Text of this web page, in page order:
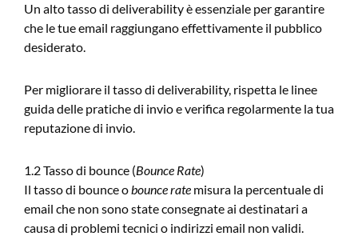
Un alto tasso di deliverability è essenziale per garantire
che le tue email raggiungano effettivamente il pubblico
desiderato.
Per migliorare il tasso di deliverability, rispetta le linee
guida delle pratiche di invio e verifica regolarmente la tua
reputazione di invio.
1.2 Tasso di bounce (Bounce Rate)
Il tasso di bounce o bounce rate misura la percentuale di
email che non sono state consegnate ai destinatari a
causa di problemi tecnici o indirizzi email non validi.